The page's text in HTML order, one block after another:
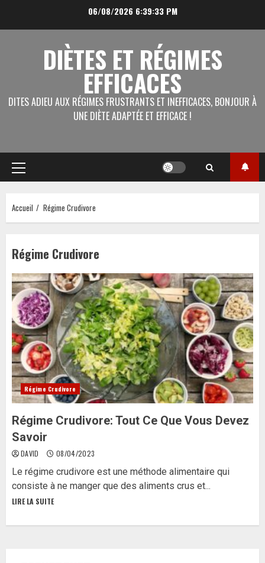
06/08/2026 6:39:33 PM
DIÈTES ET RÉGIMES
EFFICACES
DITES ADIEU AUX RÉGIMES FRUSTRANTS ET INEFFICACES, BONJOUR À
UNE DIÈTE ADAPTÉE ET EFFICACE !
Menu
principal
Accueil Régime Crudivore
Régime Crudivore
Régime Crudivore
Régime Crudivore: Tout Ce Que Vous Devez
Savoir
DAVID 08/04/2023
Le régime crudivore est une méthode alimentaire qui
consiste à ne manger que des aliments crus et...
LIRE LA SUITE